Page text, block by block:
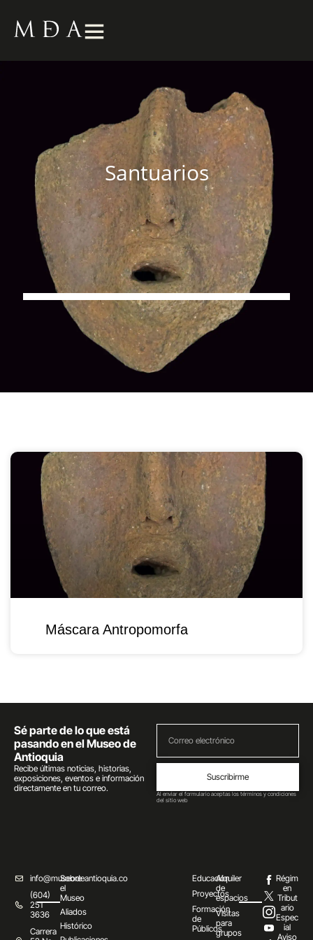
Santuarios
Máscara Antropomorfa
Sé parte de lo que está
pasando en el Museo de
Antioquia
Recibe últimas noticias, historias,
exposiciones, eventos e información
directamente en tu correo.
Suscribirme
Al enviar el formulario aceptas los términos y condiciones
del sitio web
info@museodeantioquia.co
(604)
251
3636
Carrera
Sobre
el
Museo
Aliados
Histórico
Educación
Proyectos
Formación
de
Públicos
Alquiler
de
espacios
Visitas
para
grupos
Régim
en
Tribut
ario
Espec
ial
Aviso